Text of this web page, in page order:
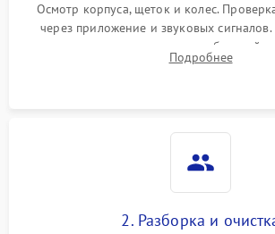
Осмотр корпуса, щеток и колес.
через приложение и звуковых
аккумулятора и тестирование базовой
Оценка работы лидара, бампера и
Подробнее
2. Разборка и